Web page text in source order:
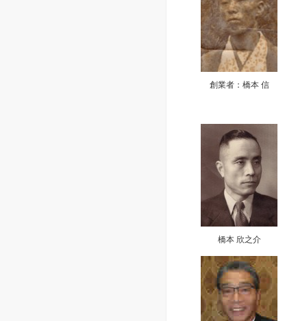
創業者：橋本 信
橋本 欣之介